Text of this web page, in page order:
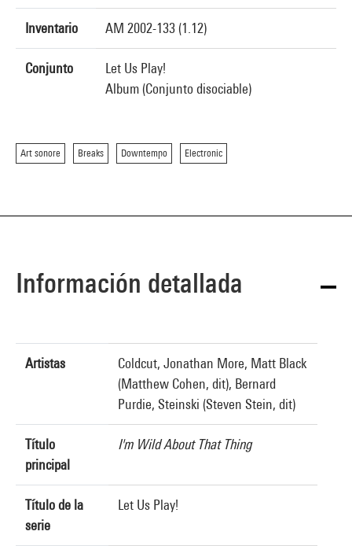
Inventario AM 2002-133 (1.12)
Conjunto
Let Us Play!
Album (Conjunto disociable)
Art sonore Breaks Downtempo Electronic
Información detallada
Artistas
Coldcut, Jonathan More, Matt Black
(Matthew Cohen, dit), Bernard
Purdie, Steinski (Steven Stein, dit)
Título
principal
I'm Wild About That Thing
Título de la
serie
Let Us Play!